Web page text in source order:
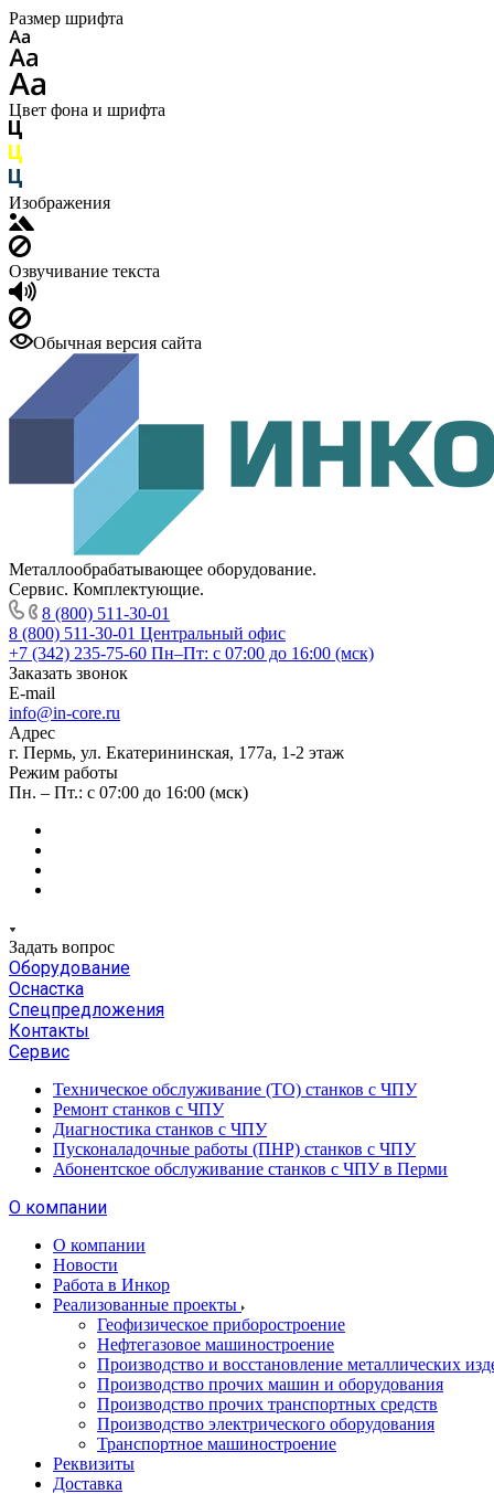
Размер шрифта
Цвет фона и шрифта
Изображения
Озвучивание текста
Обычная версия сайта
Металлообрабатывающее оборудование.
Сервис. Комплектующие.
8 (800) 511-30-01
8 (800) 511-30-01 Центральный офис
+7 (342) 235-75-60 Пн–Пт: с 07:00 до 16:00 (мск)
Заказать звонок
E-mail
info@in-core.ru
Адрес
г. Пермь, ул. ​Екатерининская, 177а, ​1-2 этаж
Режим работы
Пн. – Пт.: с 07:00 до 16:00 (мск)
Задать вопрос
Оборудование
Оснастка
Спецпредложения
Контакты
Сервис
Техническое обслуживание (ТО) станков с ЧПУ
Ремонт станков с ЧПУ
Диагностика станков с ЧПУ
Пусконаладочные работы (ПНР) станков с ЧПУ
Абонентское обслуживание станков с ЧПУ в Перми
О компании
О компании
Новости
Работа в Инкор
Реализованные проекты
Геофизическое приборостроение
Нефтегазовое машиностроение
Производство и восстановление металлических
Производство прочих машин и оборудования
Производство прочих транспортных средств
Производство электрического оборудования
Транспортное машиностроение
Реквизиты
Доставка